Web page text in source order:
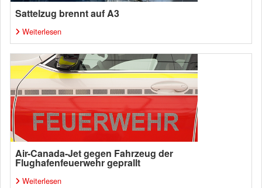
Sattelzug brennt auf A3
Weiterlesen
Air-Canada-Jet gegen Fahrzeug der
Flughafenfeuerwehr geprallt
Weiterlesen